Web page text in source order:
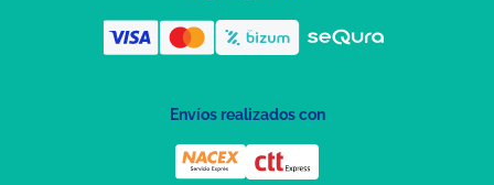
Envíos realizados con